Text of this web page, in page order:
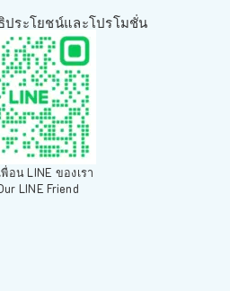
ประโยชน์และโปรโมชั่น
อน LINE ของเรา
LINE Friend